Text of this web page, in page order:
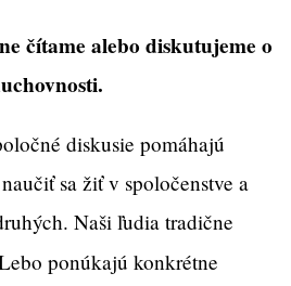
čítame alebo diskutujeme o
diskusie pomáhajú
sa žiť v spoločenstve a
Naši ľudia tradične
ponúkajú konkrétne